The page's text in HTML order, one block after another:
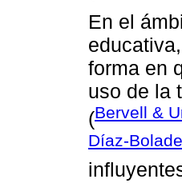
En el
forma en
uso de la
(Bervell &
Díaz-